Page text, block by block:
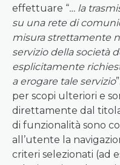
effettuare “… la
su una rete di
misura strettamente
servizio della società
esplicitamente
a erogare tale servizio
per scopi ulteriori e
direttamente dal
di funzionalità sono
all’utente la
criteri selezionati (ad